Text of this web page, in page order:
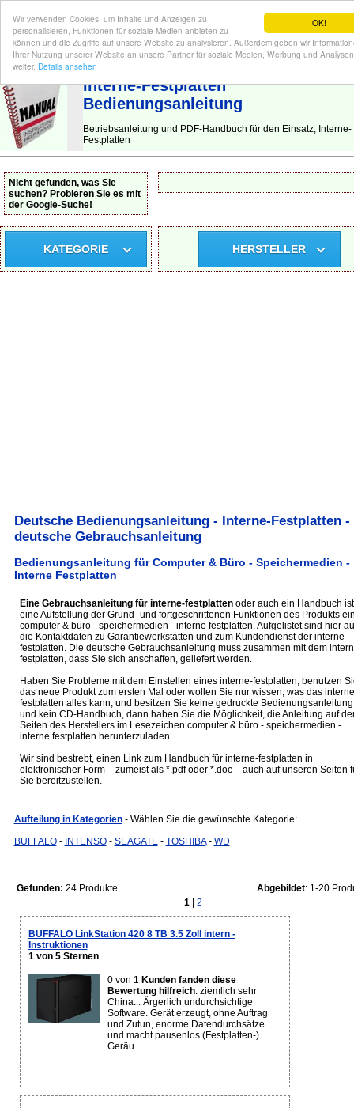
OK!
Wir verwenden Cookies, um Inhalte und Anzeigen zu
personalisieren, Funktionen für soziale Medien anbieten zu
können und die Zugriffe auf unsere Website zu analysieren. Außerdem geben wir
Ihrer Nutzung unserer Website an unsere Partner für soziale Medien, Werbung und Analysen
weiter. Details ansehen
BEDIENUNGSANLEITUNG | Hier finden Sie die deutsche Anleitung!
Interne-Festplatten
Bedienungsanleitung
Betriebsanleitung und PDF-Handbuch für den Einsatz, Interne-
Festplatten
Nicht gefunden, was Sie
suchen? Probieren Sie es mit
der Google-Suche!
KATEGORIE HERSTELLER
Deutsche Bedienungsanleitung - Interne-Festplatten -
deutsche Gebrauchsanleitung
Bedienungsanleitung für Computer & Büro - Speichermedien -
Interne Festplatten
Eine Gebrauchsanleitung für interne-festplattenoder auch ein Handbuch ist
eine Aufstellung der Grund- und fortgeschrittenen Funktionen des Produkts
computer & büro - speichermedien - interne festplatten. Aufgelistet sind hier
die Kontaktdaten zu Garantiewerkstätten und zum Kundendienst der interne-
festplatten. Die deutsche Gebrauchsanleitung muss zusammen mit dem
festplatten, dass Sie sich anschaffen, geliefert werden.
Haben Sie Probleme mit dem Einstellen eines interne-festplatten, benutzen
das neue Produkt zum ersten Mal oder wollen Sie nur wissen, was das
festplatten alles kann, und besitzen Sie keine gedruckte Bedienungsanleitung
und kein CD-Handbuch, dann haben Sie die Möglichkeit, die Anleitung auf
Seiten des Herstellers im Lesezeichen computer & büro - speichermedien -
interne festplatten herunterzuladen.
Wir sind bestrebt, einen Link zum Handbuch für interne-festplatten in
elektronischer Form – zumeist als *.pdf oder *.doc – auch auf unseren Seiten
Sie bereitzustellen.
Aufteilung in Kategorien - Wählen Sie die gewünschte Kategorie:
BUFFALO- INTENSO- SEAGATE- TOSHIBA- WD
Gefunden: 24 Produkte Abgebildet: 1-20
1
2
BUFFALO LinkStation 420 8 TB 3.5 Zoll intern -
Instruktionen
1 von 5 Sternen
0 von 1 Kunden fanden diese
Bewertung hilfreich. ziemlich sehr
China... Ärgerlich undurchsichtige
Software. Gerät erzeugt, ohne Auftrag
und Zutun, enorme Datendurchsätze
und macht pausenlos (Festplatten-)
Geräu...